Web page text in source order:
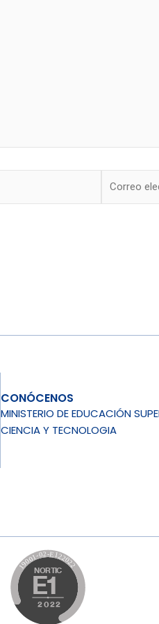
electrónico
CONÓCENOS
MINISTERIO DE EDUCACIÓN
CIENCIA Y TECNOLOGIA